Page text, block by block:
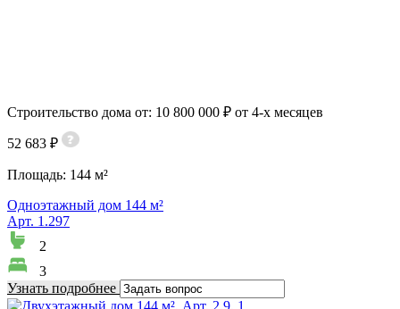
Строительство дома от: 10 800 000 ₽ от 4-х месяцев
52 683 ₽
Площадь: 144 м²
Одноэтажный дом 144 м²
Арт. 1.297
2
3
Узнать подробнее